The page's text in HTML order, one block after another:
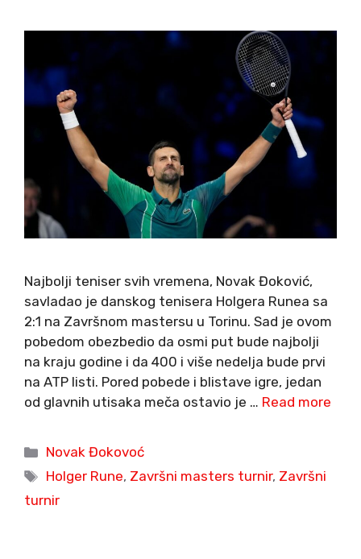
Najbolji teniser svih vremena, Novak Đoković,
savladao je danskog tenisera Holgera Runea sa
2:1 na Završnom mastersu u Torinu. Sad je ovom
pobedom obezbedio da osmi put bude najbolji
na kraju godine i da 400 i više nedelja bude prvi
na ATP listi. Pored pobede i blistave igre, jedan
od glavnih utisaka meča ostavio je … Read more
Categories
Novak Đokovoć
Tags
Holger Rune, Završni masters turnir, Završni
turnir